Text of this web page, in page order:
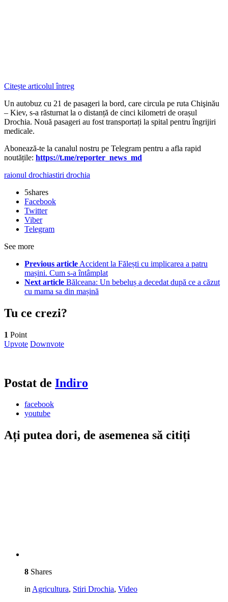
Citește articolul întreg
Un autobuz cu 21 de pasageri la bord, care circula pe ruta Chişinău
– Kiev, s-a răsturnat la o distanță de cinci kilometri de orașul
Drochia. Nouă pasageri au fost transportați la spital pentru îngrijiri
medicale.
Abonează-te la canalul nostru pe Telegram pentru a afla rapid
noutățile: https://t.me/reporter_news_md
raionul drochiastiri drochia
5shares
Facebook
Twitter
Viber
Telegram
See more
Previous article Accident la Fălești cu implicarea a patru
mașini. Cum s-a întâmplat
Next article Bălceana: Un bebeluș a decedat după ce a căzut
cu mama sa din mașină
Tu ce crezi?
1 Point
Upvote Downvote
Postat de Indiro
facebook
youtube
Ați putea dori, de asemenea să citiți
8 Shares
in Agricultura, Stiri Drochia, Video